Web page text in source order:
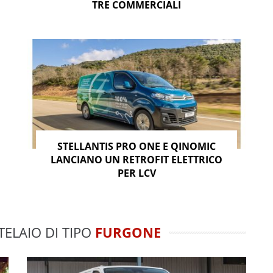
TRE COMMERCIALI
STELLANTIS PRO ONE E QINOMIC
LANCIANO UN RETROFIT ELETTRICO
PER LCV
DI TIPO FURGONE